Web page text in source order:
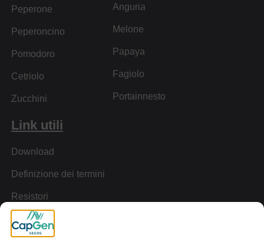
Peperone
Peperoncino
Pomodoro
Cetriolo
Zucchini
Anguria
Melone
Papaya
Fagiolo
Portainnesto
Link utili
Download
Definizione dei termini
Resistori
Tour Virtuale